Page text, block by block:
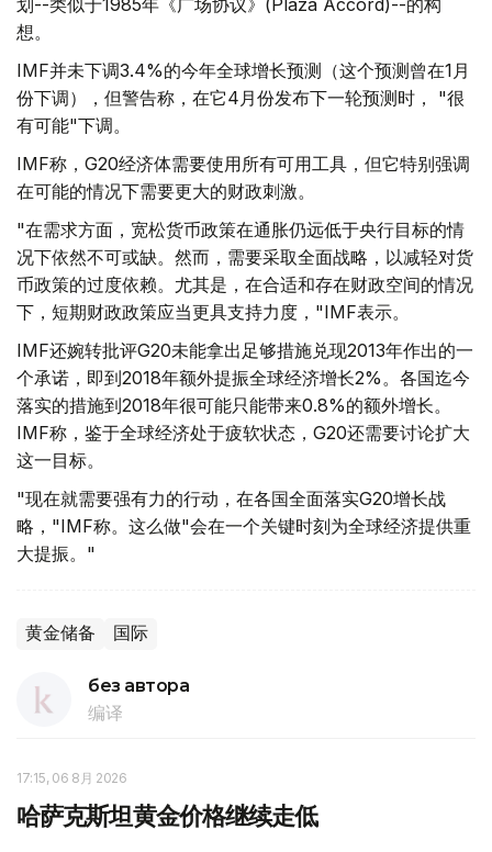
划--类似于1985年《广场协议》(Plaza Accord)--的构
想。
IMF并未下调3.4%的今年全球增长预测（这个预测曾在1月
份下调），但警告称，在它4月份发布下一轮预测时， "很
有可能"下调。
IMF称，G20经济体需要使用所有可用工具，但它特别强调
在可能的情况下需要更大的财政刺激。
"在需求方面，宽松货币政策在通胀仍远低于央行目标的情
况下依然不可或缺。然而，需要采取全面战略，以减轻对货
币政策的过度依赖。尤其是，在合适和存在财政空间的情况
下，短期财政政策应当更具支持力度，"IMF表示。
IMF还婉转批评G20未能拿出足够措施兑现2013年作出的一
个承诺，即到2018年额外提振全球经济增长2%。各国迄今
落实的措施到2018年很可能只能带来0.8%的额外增长。
IMF称，鉴于全球经济处于疲软状态，G20还需要讨论扩大
这一目标。
"现在就需要强有力的行动，在各国全面落实G20增长战
略，"IMF称。这么做"会在一个关键时刻为全球经济提供重
大提振。"
黄金储备 国际
без автора
编译
17:15, 06 8月 2026
哈萨克斯坦黄金价格继续走低